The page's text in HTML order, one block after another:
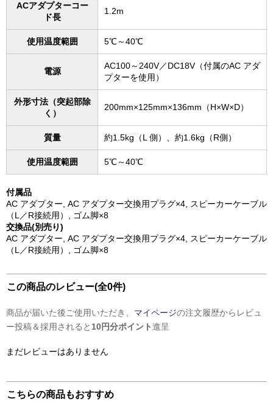
ACアダプターコー
ド⻑
1.2m
使⽤温度範囲 5℃～40℃
電源
AC100～240V／DC18V（付属のAC アダ
プターを使⽤）
外形⼨法（突起部除
く）
200mm×125mm×136mm（H×W×D）
質量 約1.5kg（L 側）、約1.6kg（R側）
使⽤温度範囲 5℃～40℃
付属品
AC アダプター, AC アダプター交換⽤プラグ×4, スピーカーケーブル
（L／R接続⽤）, ゴム脚×8
交換品(別売り)
AC アダプター, AC アダプター交換⽤プラグ×4, スピーカーケーブル
（L／R接続⽤）, ゴム脚×8
この商品のレビュー(全0件)
商品が届いた後ご使用いただき、 マイページの注文履歴からレビュ
ー投稿＆採用されると 10円分ポイント進呈
まだレビューはありません
こちらの商品もおすすめ